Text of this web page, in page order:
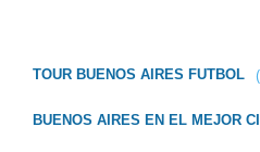
TOUR BUENOS AIRES FUTBOL
BUENOS AIRES EN EL MEJOR